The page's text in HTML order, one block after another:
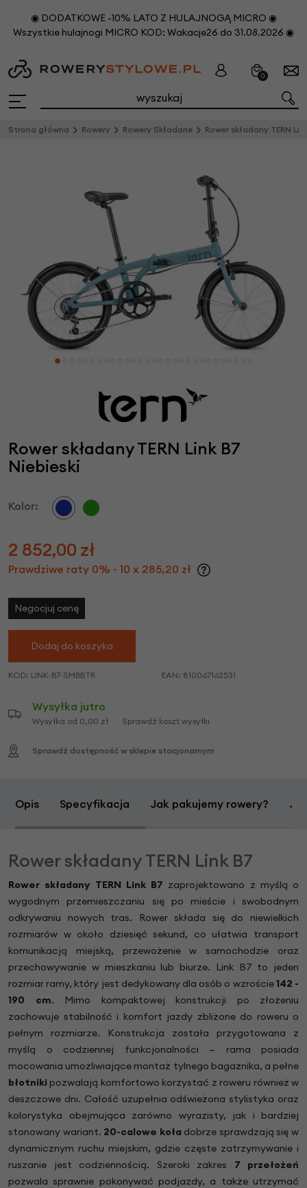
◉ DODATKOWE -10% LATO Z HULAJNOGĄ MICRO ◉
Wszystkie hulajnogi MICRO KOD: Wakacje26 do 31.08.2026 ◉
0
Strona główna Rowery Rowery Składane Rower składany TERN Link B7 Niebieski
Rower składany TERN Link B7
Niebieski
Kolor:
2 852,00 zł
Prawdziwe raty 0% - 10 x 285,20 zł
Negocjuj cenę
Dodaj do koszyka
KOD: LINK-B7-SMBBTR EAN: 810067162531
Wysyłka jutro
Wysyłka od 0,00 zł Sprawdź koszt wysyłki
Sprawdź dostępność w sklepie stacjonarnym
Opis Specyfikacja Jak pakujemy rowery?
Rower składany TERN Link B7
Rower składany TERN Link B7 zaprojektowano z myślą o
wygodnym przemieszczaniu się po mieście i swobodnym
odkrywaniu nowych tras. Rower składa się do niewielkich
rozmiarów w około dziesięć sekund, co ułatwia transport
komunikacją miejską, przewożenie w samochodzie oraz
przechowywanie w mieszkaniu lub biurze. Link B7 to jeden
rozmiar ramy, który jest dedykowany dla osób o wzroście142 -
190 cm. Mimo kompaktowej konstrukcji po złożeniu
zachowuje stabilność i komfort jazdy zbliżone do roweru o
pełnym rozmiarze. Konstrukcja została przygotowana z
myślą o codziennej funkcjonalności — rama posiada
mocowania umożliwiające montaż tylnego bagażnika, a pełne
błotniki pozwalają komfortowo korzystać z roweru również w
deszczowe dni. Całość uzupełnia odświeżona stylistyka oraz
kolorystyka obejmująca zarówno wyrazisty, jak i bardziej
stonowany wariant. 20-calowe koła dobrze sprawdzają się w
dynamicznym ruchu miejskim, gdzie częste zatrzymywanie i
ruszanie jest codziennością. Szeroki zakres 7 przełożeń
pozwala sprawnie pokonywać podjazdy, a także utrzymać